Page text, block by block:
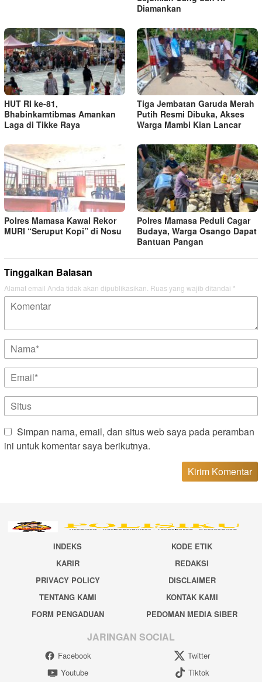
Diamankan
HUT RI ke-81,
Bhabinkamtibmas Amankan
Laga di Tikke Raya
Tiga Jembatan Garuda Merah
Putih Resmi Dibuka, Akses
Warga Mambi Kian Lancar
Polres Mamasa Kawal Rekor
MURI “Seruput Kopi” di Nosu
Polres Mamasa Peduli Cagar
Budaya, Warga Osango Dapat
Bantuan Pangan
Tinggalkan Balasan
Alamat email Anda tidak akan dipublikasikan. Ruas yang wajib ditandai *
Simpan nama, email, dan situs web saya pada peramban
ini untuk komentar saya berikutnya.
INDEKS
KODE ETIK
KARIR
REDAKSI
PRIVACY POLICY
DISCLAIMER
TENTANG KAMI
KONTAK KAMI
FORM PENGADUAN
PEDOMAN MEDIA SIBER
JARINGAN SOCIAL
Facebook
Twitter
Youtube
Tiktok